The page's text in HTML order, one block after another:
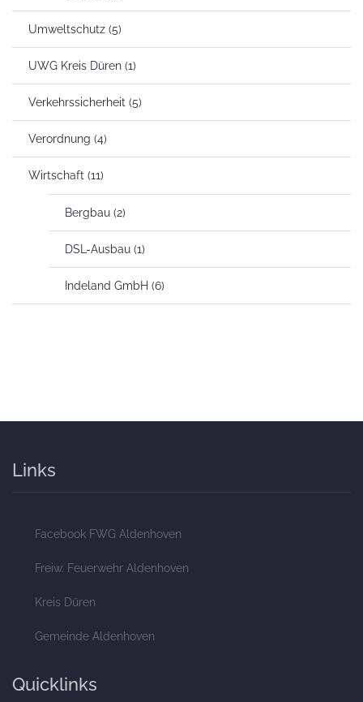
Umweltschutz (5)
UWG Kreis Düren (1)
Verkehrssicherheit (5)
Verordnung (4)
Wirtschaft (11)
Bergbau (2)
DSL-Ausbau (1)
Indeland GmbH (6)
Links
Facebook FWG Aldenhoven
Freiw. Feuerwehr Aldenhoven
Kreis Düren
Gemeinde Aldenhoven
Quicklinks